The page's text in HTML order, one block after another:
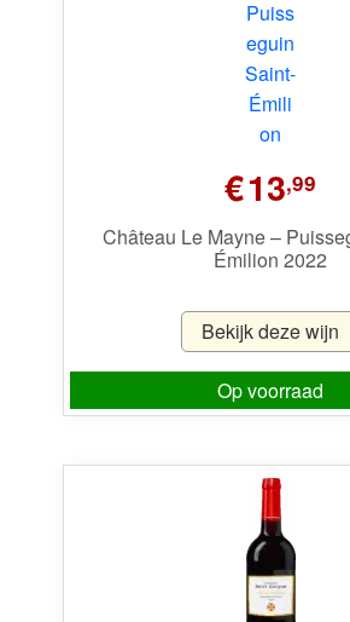
€13,99
Château Le Mayne –
Émilion 2022
Bekijk deze wijn
Op voorraad